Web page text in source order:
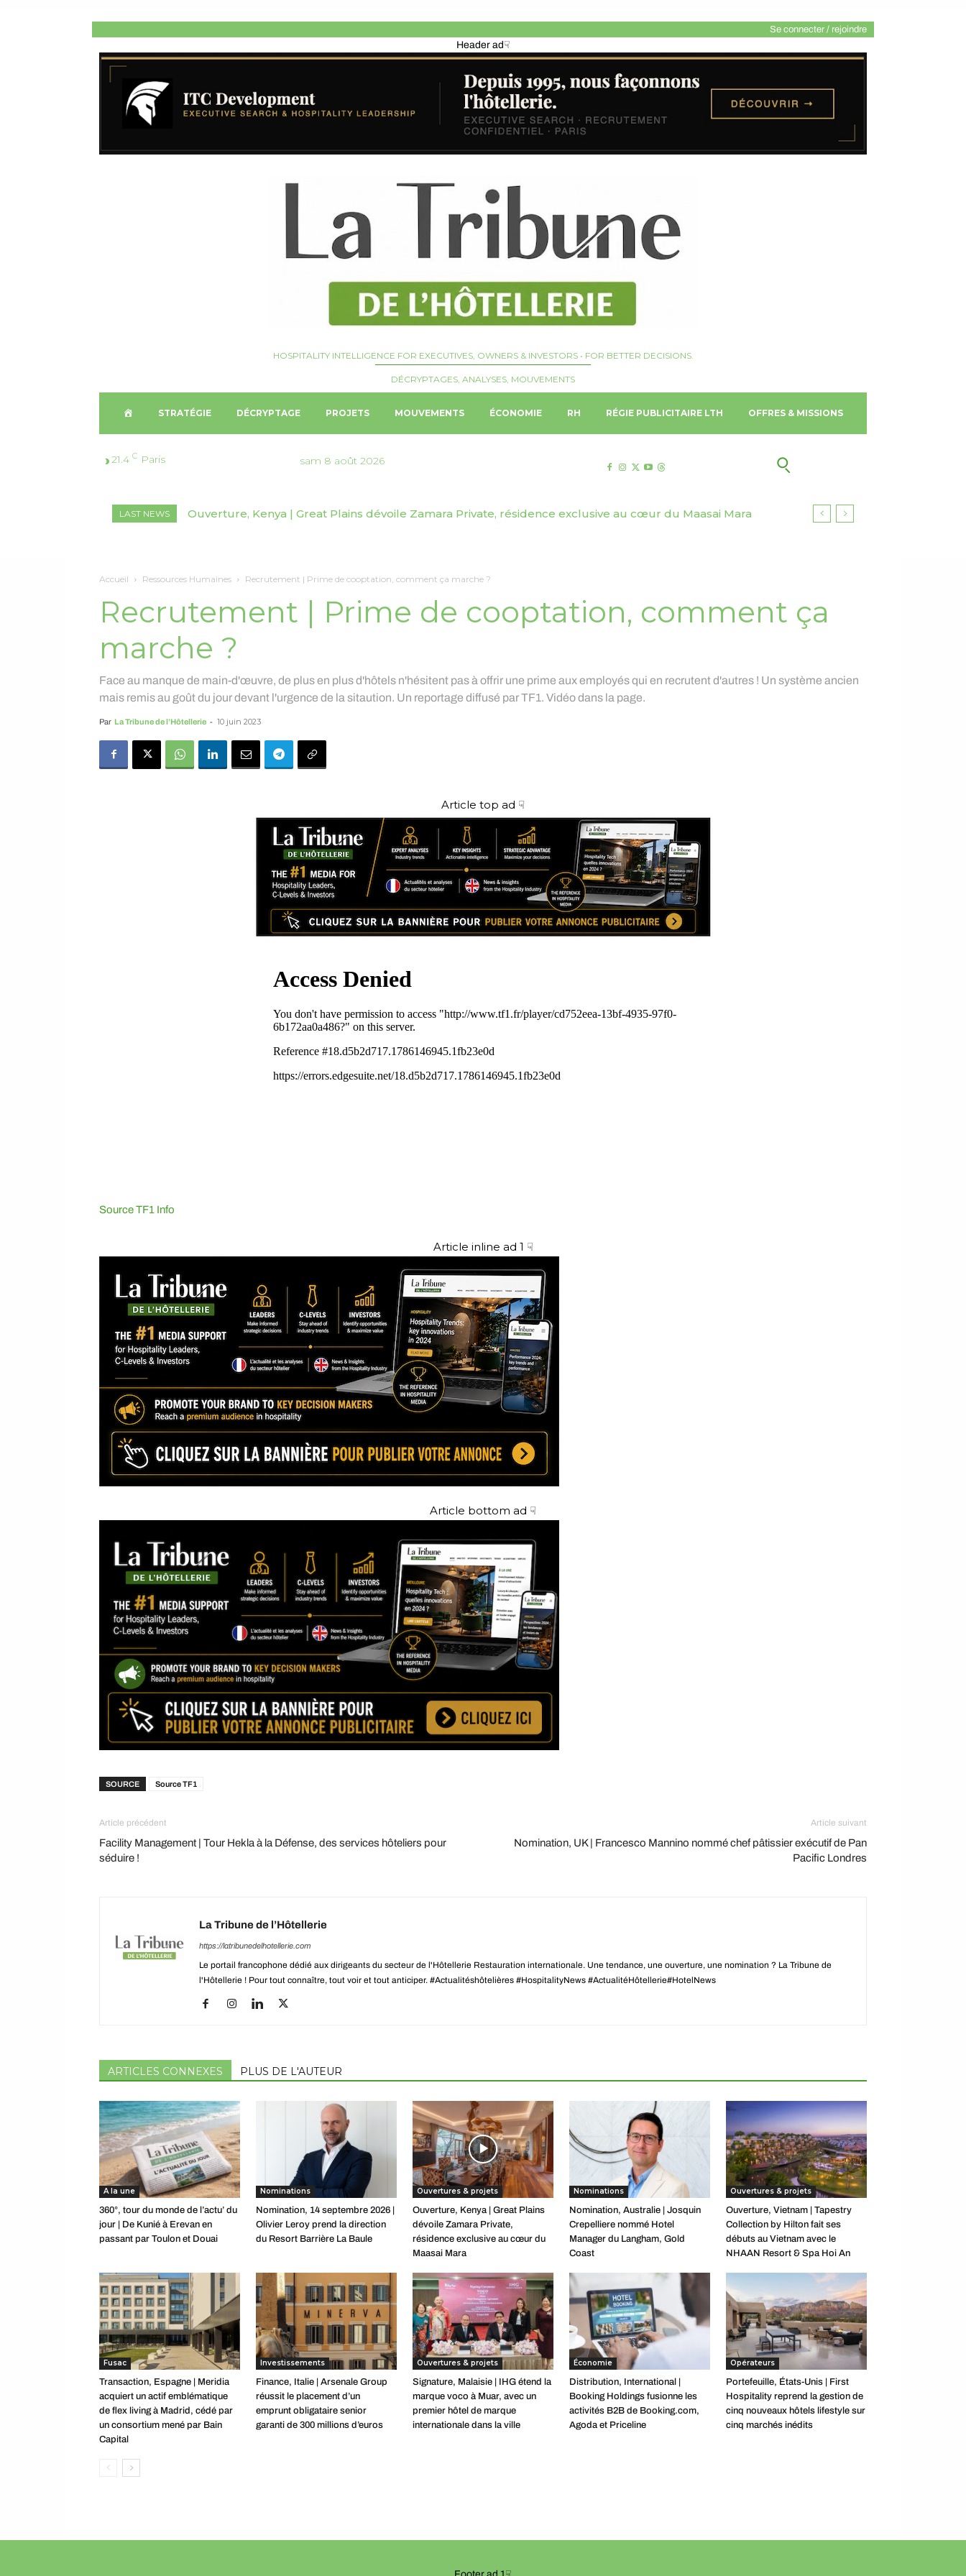
Se connecter / rejoindre
Header ad☟
HOSPITALITY INTELLIGENCE FOR EXECUTIVES, OWNERS & INVESTORS • FOR BETTER DECISIONS.
DÉCRYPTAGES, ANALYSES, MOUVEMENTS
U
I
L
STRATÉGIE DÉCRYPTAGE PROJETS MOUVEMENTS ÉCONOMIE RH RÉGIE PUBLICITAIRE LTH OFFRES & MISSIONS
21.4 C Paris sam 8 août 2026
LAST NEWS Ouverture, Kenya | Great Plains dévoile Zamara Private, résidence exclusive au cœur du Maasai Mara
Accueil Ressources Humaines Recrutement | Prime de cooptation, comment ça marche ?
Recrutement | Prime de cooptation, comment ça
marche ?
Face au manque de main-d'œuvre, de plus en plus d'hôtels n'hésitent pas à offrir une prime aux employés qui en recrutent d'autres ! Un système ancien
mais remis au goût du jour devant l'urgence de la sitaution. Un reportage diffusé par TF1. Vidéo dans la page.
Par La Tribune de l’Hôtellerie - 10 juin 2023
Article top ad ☟
Source TF1 Info
Article inline ad 1 ☟
Article bottom ad ☟
SOURCE Source TF1
Article précédent
Facility Management | Tour Hekla à la Défense, des services hôteliers pour
séduire !
Article suivant
Nomination, UK | Francesco Mannino nommé chef pâtissier exécutif de Pan
Pacific Londres
La Tribune de l’Hôtellerie
https://latribunedelhotellerie.com
Le portail francophone dédié aux dirigeants du secteur de l'Hôtellerie Restauration internationale. Une tendance, une ouverture, une nomination ? La Tribune de
l'Hôtellerie ! Pour tout connaître, tout voir et tout anticiper. #Actualitéshôtelières #HospitalityNews #ActualitéHôtellerie#HotelNews
ARTICLES CONNEXES PLUS DE L'AUTEUR
A la une
360°, tour du monde de l’actu’ du
jour | De Kunié à Erevan en
passant par Toulon et Douai
Nominations
Nomination, 14 septembre 2026 |
Olivier Leroy prend la direction
du Resort Barrière La Baule
Ouvertures & projets
Ouverture, Kenya | Great Plains
dévoile Zamara Private,
résidence exclusive au cœur du
Maasai Mara
Nominations
Nomination, Australie | Josquin
Crepelliere nommé Hotel
Manager du Langham, Gold
Coast
Ouvertures & projets
Ouverture, Vietnam | Tapestry
Collection by Hilton fait ses
débuts au Vietnam avec le
NHAAN Resort & Spa Hoi An
Fusac
Transaction, Espagne | Meridia
acquiert un actif emblématique
de flex living à Madrid, cédé par
un consortium mené par Bain
Capital
Investissements
Finance, Italie | Arsenale Group
réussit le placement d’un
emprunt obligataire senior
garanti de 300 millions d’euros
Ouvertures & projets
Signature, Malaisie | IHG étend la
marque voco à Muar, avec un
premier hôtel de marque
internationale dans la ville
Économie
Distribution, International |
Booking Holdings fusionne les
activités B2B de Booking.com,
Agoda et Priceline
Opérateurs
Portefeuille, États-Unis | First
Hospitality reprend la gestion de
cinq nouveaux hôtels lifestyle sur
cinq marchés inédits